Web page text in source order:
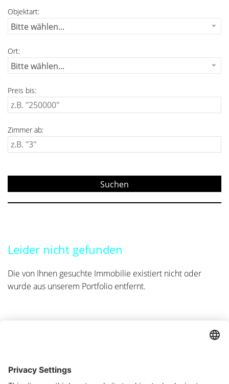
Objektart:
Bitte wählen...
Ort:
Bitte wählen...
Preis bis:
Zimmer ab:
Leider nicht gefunden
Die von Ihnen gesuchte Immobilie existiert nicht oder
wurde aus unserem Portfolio entfernt.
Abonnieren Sie unseren